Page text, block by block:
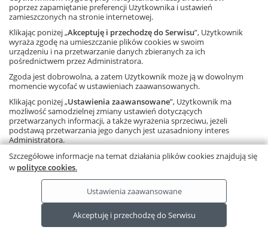
POLECANE STRONY
O NAS
WSPÓŁPRACA Z GWO
KONTAKT
Copyright © by Gdańskie Wydawnictwo Oświatowe - 2026
Ta strona wykorzystuje pliki cookies.
Dowiedz się więcej
poprzez zapamiętanie preferencji Użytkownika i ustawień
zamieszczonych na stronie internetowej.
Klikając poniżej „Akceptuję i przechodzę do Serwisu”, Użytkownik
wyraża zgodę na umieszczanie plików cookies w swoim
urządzeniu i na przetwarzanie danych zbieranych za ich
pośrednictwem przez Administratora.
Zgoda jest dobrowolna, a zatem Użytkownik może ją w dowolnym
momencie wycofać w ustawieniach zaawansowanych.
Klikając poniżej „Ustawienia zaawansowane”, Użytkownik ma
możliwość samodzielnej zmiany ustawień dotyczących
przetwarzanych informacji, a także wyrażenia sprzeciwu, jeżeli
podstawą przetwarzania jego danych jest uzasadniony interes
Administratora.
Należy pamiętać, że korzystanie ze strony internetowej bez
zmiany ustawień oznacza, że pliki cookies będą zapisywane na
urządzeniu końcowym Użytkownika.
Szczegółowe informacje na temat działania plików cookies znajdują się
w polityce cookies.
Ustawienia zaawansowane
Akceptuję i przechodzę do Serwisu